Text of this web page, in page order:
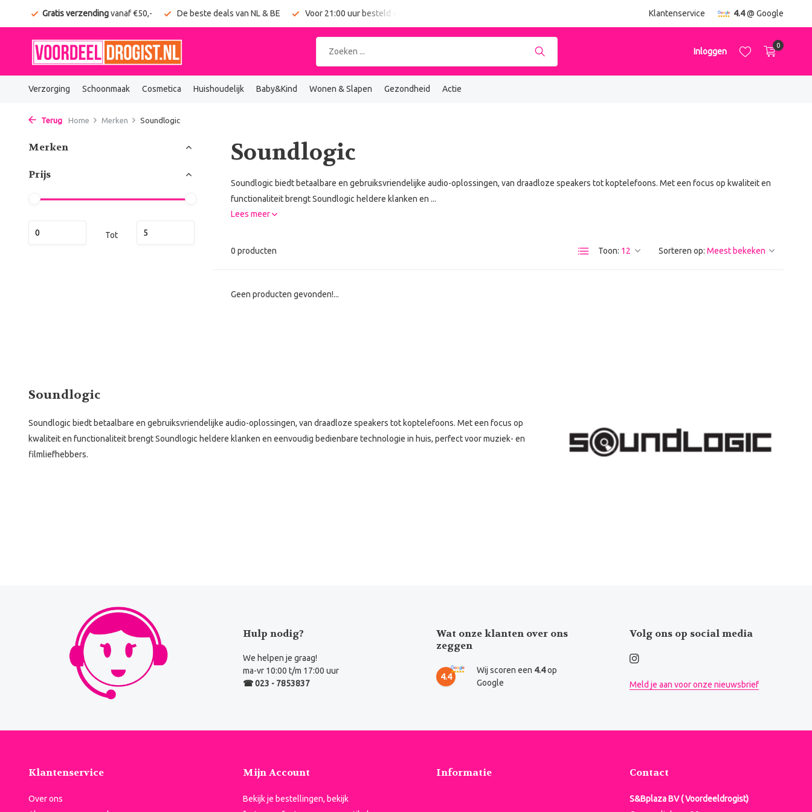
Gratis verzendingvanaf €50,- De beste deals van NL & BE Voor 21:00 uur besteld = vandaag verzonden Klantenservice 4.4@ Google
Inloggen
0
Verzorging Schoonmaak Cosmetica Huishoudelijk Baby&Kind Wonen & Slapen Gezondheid Actie
Terug Home Merken Soundlogic
Merken
Prijs
Tot
Soundlogic
Soundlogic biedt betaalbare en gebruiksvriendelijke audio-oplossingen, van draadloze speakers tot koptelefoons. Met een focus op kwaliteit en
functionaliteit brengt Soundlogic heldere klanken en ...
Lees meer
0 producten Toon: Sorteren op:
Geen producten gevonden!...
Soundlogic
Soundlogic biedt betaalbare en gebruiksvriendelijke audio-oplossingen, van draadloze speakers tot koptelefoons. Met een focus op
kwaliteit en functionaliteit brengt Soundlogic heldere klanken en eenvoudig bedienbare technologie in huis, perfect voor muziek- en
filmliefhebbers.
Hulp nodig?
We helpen je graag!
ma-vr 10:00 t/m 17:00 uur
☎ 023 - 7853837
Wat onze klanten over ons
zeggen
4.4
Wij scoren een 4.4op
Google
Volg ons op social media
Meld je aan voor onze nieuwsbrief
Klantenservice
Over ons
Mijn Account
Bekijk je bestellingen, bekijk
Informatie Contact
S&Bplaza BV ( Voordeeldrogist)